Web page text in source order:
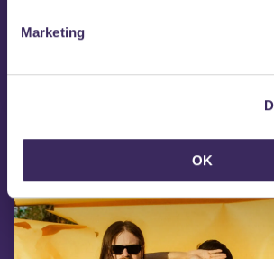
Marketing
OK